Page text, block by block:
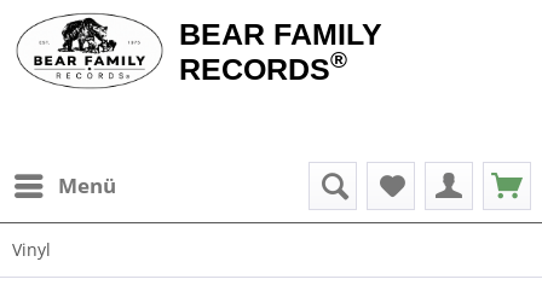
BEAR FAMILY
RECORDS®
Menü
Vinyl